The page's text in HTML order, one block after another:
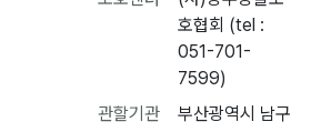
호협회 (tel :
051-701-
7599)
관할기관
부산광역시 남구